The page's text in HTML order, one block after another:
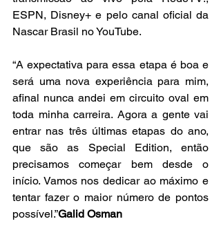
ESPN, Disney+ e pelo canal oficial da
Nascar Brasil no YouTube.
“A expectativa para essa etapa é boa e
será uma nova experiência para mim,
afinal nunca andei em circuito oval em
toda minha carreira. Agora a gente vai
entrar nas três últimas etapas do ano,
que são as Special Edition, então
precisamos começar bem desde o
início. Vamos nos dedicar ao máximo e
tentar fazer o maior número de pontos
possível.”Galid Osman